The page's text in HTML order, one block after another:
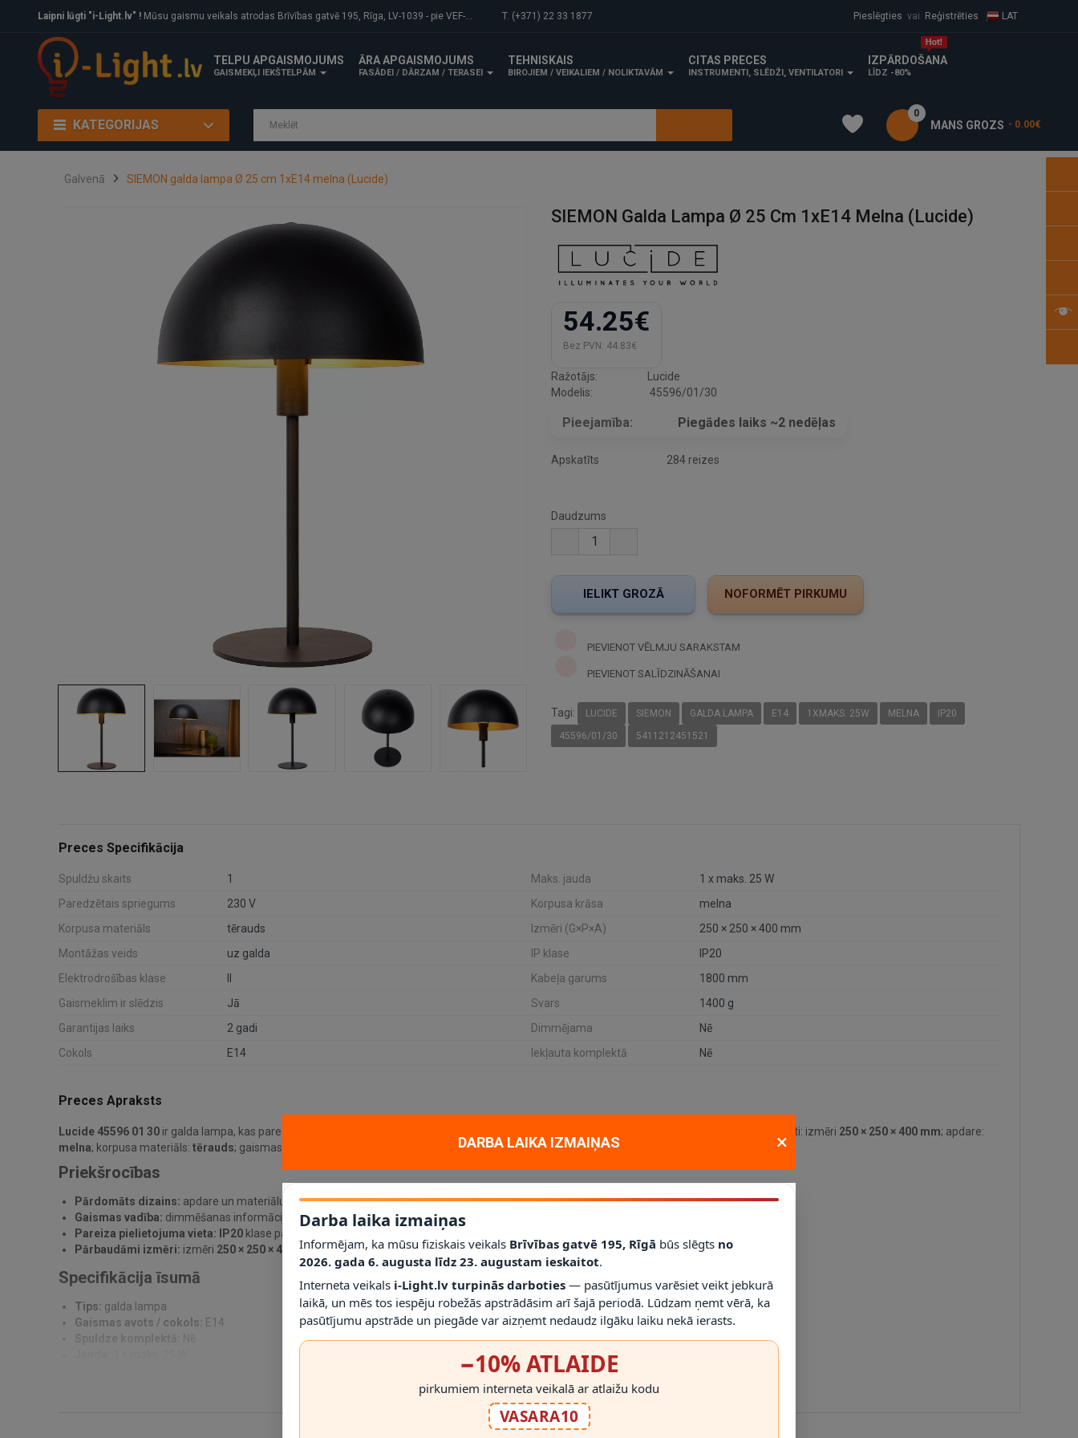
Laipni lūgti "i-Light.lv" ! Mūsu gaismu veikals atrodas Brīvības gatvē 195, Rīga, LV-1039 - pie VEF-Gaisa tilta. T. (+371) 22 33 1877 Pieslēgties vai Reģistrēties LAT
TELPU APGAISMOJUMS
GAISMEKĻI IEKŠTELPĀM
ĀRA APGAISMOJUMS
FASĀDEI / DĀRZAM / TERASEI
TEHNISKAIS
BIROJIEM / VEIKALIEM / NOLIKTAVĀM
CITAS PRECES
INSTRUMENTI, SLĒDŽI, VENTILATORI
IZPĀRDOŠANA
LĪDZ -80%
KATEGORIJAS MANS GROZS
0
- 0.00€
Galvenā SIEMON galda lampa Ø 25 cm 1xE14 melna (Lucide)
SIEMON Galda Lampa Ø 25 Cm 1xE14 Melna (Lucide)
54.25€
Bez PVN: 44.83€
Ražotājs:
Lucide
Modelis:
45596/01/30
Pieejamība: Piegādes laiks ~2 nedēļas
Apskatīts 284 reizes
Daudzums
PIEVIENOT VĒLMJU SARAKSTAM
PIEVIENOT SALĪDZINĀŠANAI
Tagi: LUCIDE SIEMON GALDA LAMPA E14 1XMAKS. 25W MELNA
IP20
45596/01/30
5411212451521
Preces Specifikācija
Spuldžu skaits 1 Maks. jauda
1 x maks. 25 W
Paredzētais spriegums
230 V Korpusa krāsa
melna
Korpusa materiāls
tērauds Izmēri (G×P×A)
250 × 250 × 400 mm
Montāžas veids
uz galda IP klase
IP20
Elektrodrošības klase
Kabeļa garums
1800 mm
Gaismeklim ir slēdzis
Jā Svars
1400 g
Garantijas laiks
2 gadi Dimmējama
Nē
Cokols
E14 Iekļauta komplektā Nē
Preces Apraksts
Lucide 45596 01 30 ir galda lampa, kas paredzēta praktiskam un dekoratīvam apgaismojumam mājoklī, dzīvoklī vai projektā. Galvenie tehniskie dati: izmēri 250 × 250 × 400 mm; apdare:
melna; korpusa materiāls: tērauds; gaismas avots / cokols 1 x maks. 25 W; aizsardzības klaseIP20.
Priekšrocības
Pārdomāts dizains: apdare un materiālu kombinācija palīdz šim modelim iederēties mūsdienīgā interjerā.
Gaismas vadība: dimmēšanas informācija norādīta kā Nē; vienmēr izmantojiet saderīgas spuldzes un dimmerus.
Pareiza pielietojuma vieta:
IP20 klase palīdz noteikt, kur gaismekli drīkst droši izmantot.
Pārbaudāmi izmēri: izmēri 250 × 250 × 400 mmļauj pirms montāžas novērtēt proporcijas un novietojumu.
Specifikācija īsumā
Tips: galda lampa
Gaismas avots / cokols: E14
DARBA LAIKA IZMAIŅAS ×
Darba laika izmaiņas
Informējam, ka mūsu fiziskais veikals Brīvības gatvē 195, Rīgā būs slēgts no
2026. gada 6. augusta līdz 23. augustam ieskaitot.
Interneta veikals i-Light.lv turpinās darboties — pasūtījumus varēsiet veikt jebkurā
laikā, un mēs tos iespēju robežās apstrādāsim arī šajā periodā. Lūdzam ņemt vērā, ka
pasūtījumu apstrāde un piegāde var aizņemt nedaudz ilgāku laiku nekā ierasts.
−10% ATLAIDE
pirkumiem interneta veikalā ar atlaižu kodu
VASARA10